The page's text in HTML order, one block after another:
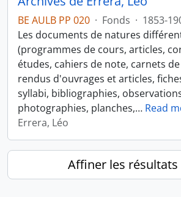
BE AULB PP 020 · Fonds · 1853-
Les documents de natures
(programmes de cours, articles,
études, cahiers de note, carnets
rendus d'ouvrages et articles,
syllabi, bibliographies,
photographies, planches,… Read
Errera, Léo
Affiner les résultats